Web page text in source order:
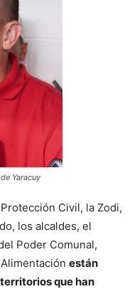
Yaracuy
Civil, la Zodi,
los alcaldes, el
Poder Comunal,
están
que han